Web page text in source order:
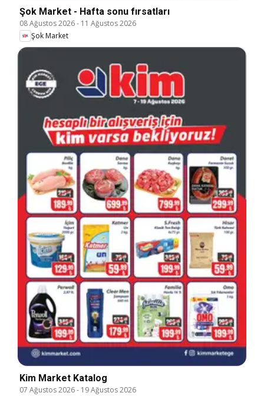
Şok Market - Hafta sonu fırsatları
08 Ağustos 2026- 11 Ağustos 2026
Şok Market
Kim Market Katalog
07 Ağustos 2026- 19 Ağustos 2026